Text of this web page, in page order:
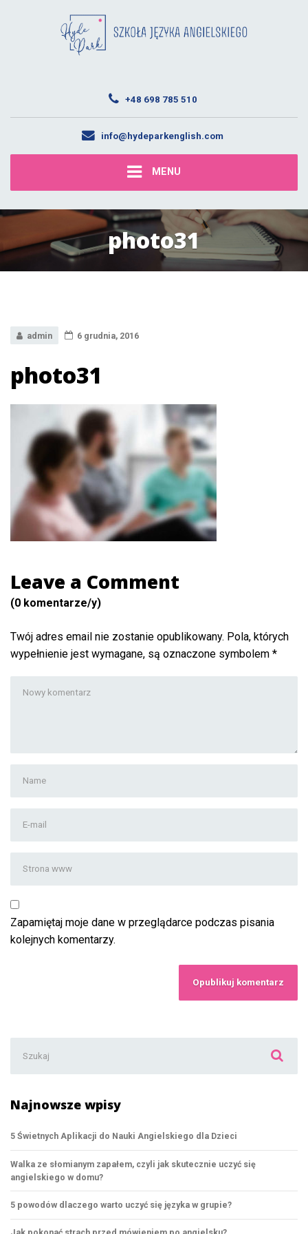
+48 698 785 510
info@hydeparkenglish.com
MENU
photo31
admin 6 grudnia, 2016
photo31
Leave a Comment
(0 komentarze/y)
Twój adres email nie zostanie opublikowany. Pola, których
wypełnienie jest wymagane, są oznaczone symbolem *
komentarz
nazwisko*
Zapamiętaj moje dane w przeglądarce podczas pisania
kolejnych komentarzy.
Najnowsze wpisy
5 Świetnych Aplikacji do Nauki Angielskiego dla Dzieci
Walka ze słomianym zapałem, czyli jak skutecznie uczyć się
angielskiego w domu?
5 powodów dlaczego warto uczyć się języka w grupie?